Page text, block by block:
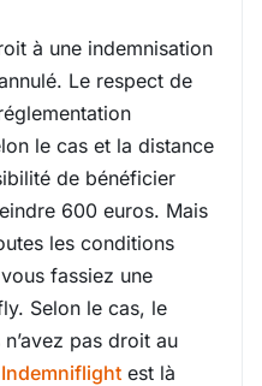
à une indemnisation
Le respect de
le cas et la distance
de bénéficier
600 euros. Mais
les conditions
fassiez une
Selon le cas, le
pas droit au
Indemniflight est là